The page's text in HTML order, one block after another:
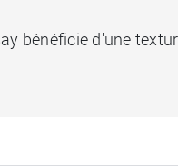
bénéficie d'une
vous